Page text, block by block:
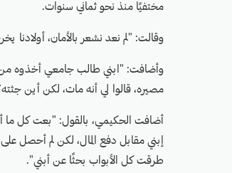
مختفيًا منذ نحو ثماني سنوات.
وقالت: "لم نعد نشعر بالأمان،
وأضافت: "ابني طالب جامعي أخذوه
مصيره، قالوا لي أنه مات، لكن أين
أضافت الحكيمي، بالقول: "بعت كل ما
إبني مقابل دفع المال، لكن لم أحصل
طرقت كل الأبواب بحثًا عن أبني".